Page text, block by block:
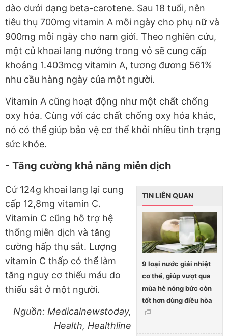
dào dưới dạng beta-carotene. Sau 18 tuổi, nên
tiêu thụ 700mg vitamin A mỗi ngày cho phụ nữ và
900mg mỗi ngày cho nam giới. Theo nghiên cứu,
một củ khoai lang nướng trong vỏ sẽ cung cấp
khoảng 1.403mcg vitamin A, tương đương 561%
nhu cầu hàng ngày của một người.
Vitamin A cũng hoạt động như một chất chống
oxy hóa. Cùng với các chất chống oxy hóa khác,
nó có thể giúp bảo vệ cơ thể khỏi nhiều tình trạng
sức khỏe.
- Tăng cường khả năng miễn dịch
TIN LIÊN QUAN
9 loại nước giải nhiệt
cơ thể, giúp vượt qua
mùa hè nóng bức còn
tốt hơn dùng điều hòa
Cứ 124g khoai lang lại cung
cấp 12,8mg vitamin C.
Vitamin C cũng hỗ trợ hệ
thống miễn dịch và tăng
cường hấp thụ sắt. Lượng
vitamin C thấp có thể làm
tăng nguy cơ thiếu máu do
thiếu sắt ở một người.
Nguồn: Medicalnewstoday,
Health, Healthline